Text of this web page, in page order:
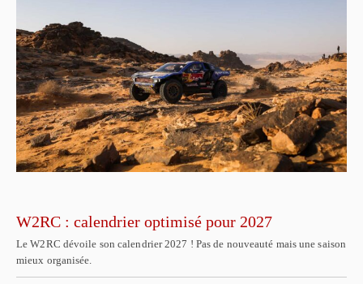
W2RC : calendrier optimisé pour 2027
Le W2RC dévoile son calendrier 2027 ! Pas de nouveauté mais une saison
mieux organisée.